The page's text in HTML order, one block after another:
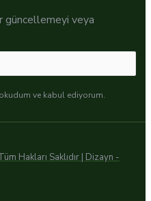
güncellemeyi veya
ve kabul ediyorum.
Hakları Saklıdır | Dizayn -